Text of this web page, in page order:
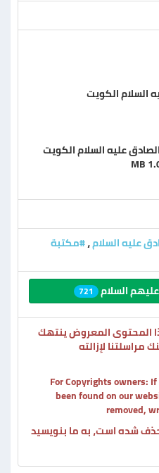
السلام الكويت
عليه السلام الكويت
عليه السلام،#مكتبة
السلام 721
المحتوى المعروض ينتهك
لإزالته
For Copyrights owners:
been found on our
removed,
شده است، به ما بنویسید